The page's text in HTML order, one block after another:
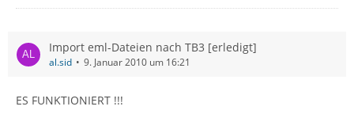
Import eml-Dateien nach TB3 [erledigt]
al.sid 9. Januar 2010 um 16:21
ES FUNKTIONIERT !!!